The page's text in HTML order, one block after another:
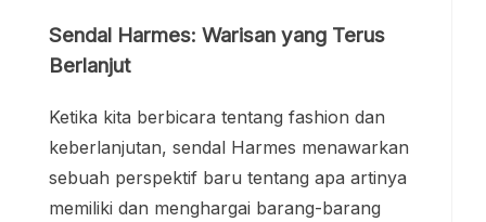
Sendal Harmes: Warisan yang Terus
Berlanjut
Ketika kita berbicara tentang fashion dan
keberlanjutan, sendal Harmes menawarkan
sebuah perspektif baru tentang apa artinya
memiliki dan menghargai barang-barang